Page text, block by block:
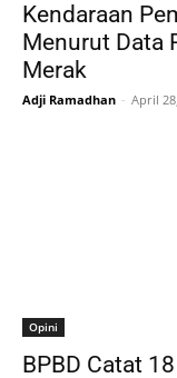
Kendaraan
Menurut Data
Merak
Adji Ramadhan - April
Opini
BPBD Catat